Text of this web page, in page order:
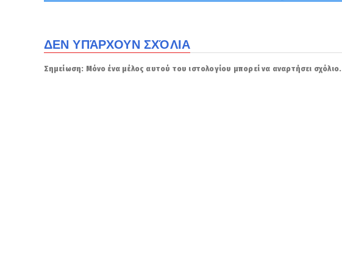
ΔΕΝ ΥΠΆΡΧΟΥΝ ΣΧΌΛΙΑ
Σημείωση: Μόνο ένα μέλος αυτού του ιστολογίου μπορεί να αναρτήσει σχόλιο.